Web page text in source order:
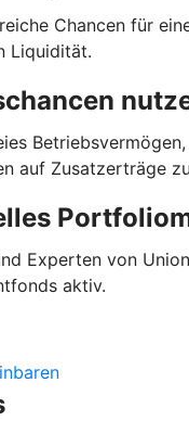
Chancen für
Liquidität.
auf Zusatzerträge
Experten von
aktiv.